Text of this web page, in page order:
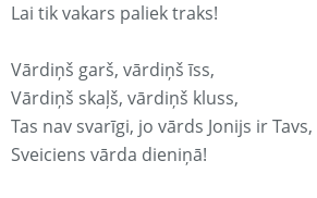
Lai tik vakars paliek traks!
Vārdiņš garš, vārdiņš īss,
Vārdiņš skaļš, vārdiņš kluss,
Tas nav svarīgi, jo vārds Jonijs ir Tavs,
Sveiciens vārda dieniņā!